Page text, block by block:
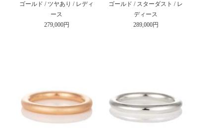
ゴールド / ツヤあり / レディ
ース
279,000円
ゴールド / スターダスト / レ
ディース
289,000円